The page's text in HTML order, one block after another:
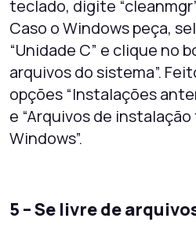
teclado, digite
Caso o Windows peça,
“Unidade C” e clique no
arquivos do sistema”.
opções “Instalações
e “Arquivos de
Windows”.
5 – Se livre de